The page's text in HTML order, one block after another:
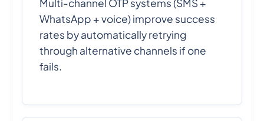
Multi-channel OTP systems (SMS +
WhatsApp + voice) improve success
rates by automatically retrying
through alternative channels if one
fails.